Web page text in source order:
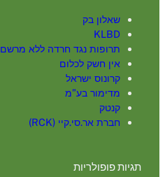
שאלון בק
KLBD
תרופות נגד חרדה ללא מרשם
אין חשק לכלום
קרונוס ישראל
מדימור בע”מ
קנטק
חברת אר.סי.קיי (RCK)
תגיות פופולריות